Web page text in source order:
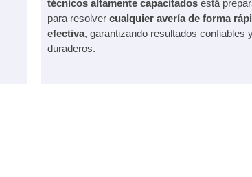
técnicos altamente capacitados está
para resolver cualquier avería de forma
efectiva, garantizando resultados confiables
duraderos.